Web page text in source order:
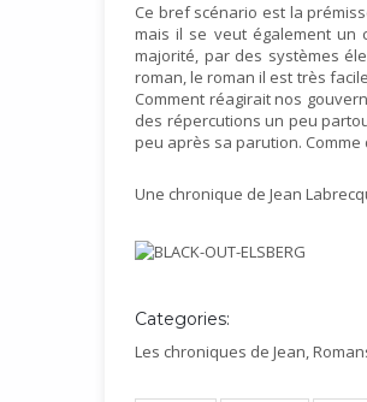
Ce bref scénario est la
mais il se veut également un
majorité, par des systèmes
roman, le roman il est très
Comment réagirait nos
des répercutions un peu
peu après sa parution.
Une chronique de Jean
Categories:
Les chroniques de Jean,